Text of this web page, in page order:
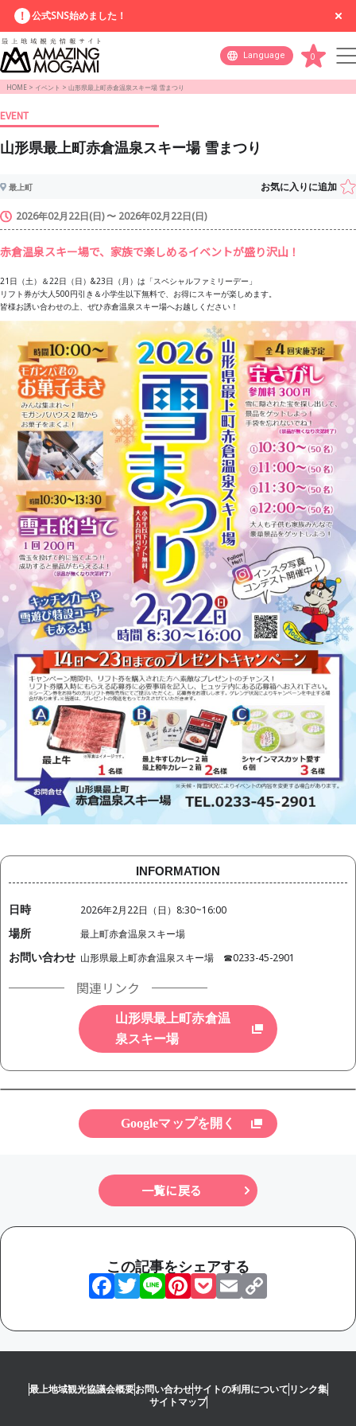
公式SNS始めました！
Language 0
HOME > イベント > 山形県最上町赤倉温泉スキー場 雪まつり
EVENT
山形県最上町赤倉温泉スキー場 雪まつり
最上町 お気に入りに追加
2026年02月22日(日) 〜 2026年02月22日(日)
赤倉温泉スキー場で、家族で楽しめるイベントが盛り沢山！
21日（土）＆22日（日）&23日（月）は「スペシャルファミリーデー」
リフト券が大人500円引き＆小学生以下無料で、お得にスキーが楽しめます。
皆様お誘い合わせの上、ぜひ赤倉温泉スキー場へお越しください！
INFORMATION
日時 2026年2月22日（日）8:30~16:00
場所 最上町赤倉温泉スキー場
お問い合わせ 山形県最上町赤倉温泉スキー場 ☎0233-45-2901
関連リンク
山形県最上町赤倉温
泉スキー場
Googleマップを開く
一覧に戻る
この記事をシェアする
Facebook
Twitter
LinePinterest
Pocket
Email
最上地域観光協議会概要お問い合わせサイトの利用について リンク集
サイトマップ